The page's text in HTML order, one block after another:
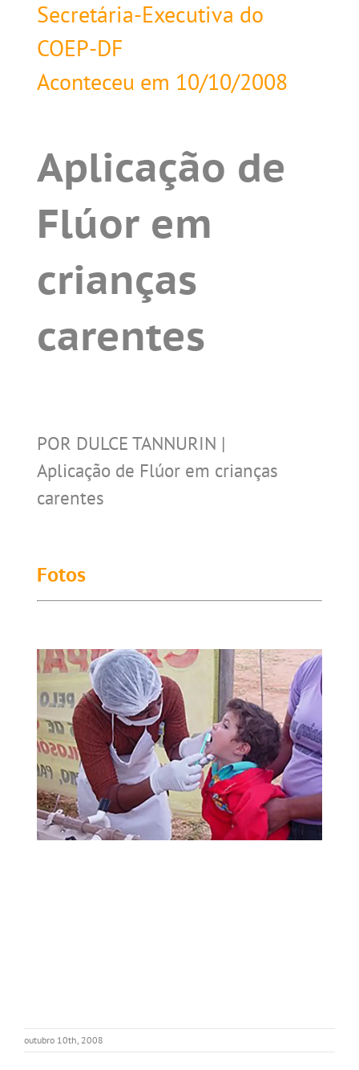
Secretária-Executiva do
COEP-DF
Aconteceu em 10/10/2008
Aplicação de
Flúor em
crianças
carentes
POR DULCE TANNURIN |
Aplicação de Flúor em crianças
carentes
Fotos
outubro 10th, 2008